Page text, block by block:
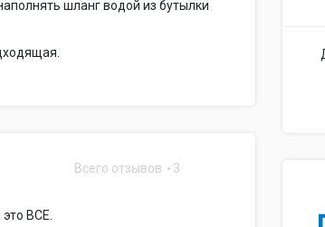
шланг водой из бутылки
Всего отзывов 3
ВСЕ.